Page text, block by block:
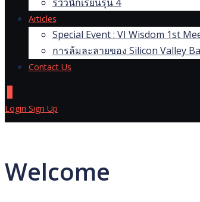
Articles
Special Event : VI Wisdom 1st
การล้มละลายของ Silicon Valley
Contact Us
Login Sign Up
Welcome